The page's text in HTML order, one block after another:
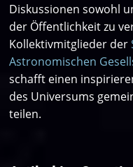
Diskussionen sowohl
der Öffentlichkeit zu
Kollektivmitglieder der
Astronomischen
schafft einen
des Universums
teilen.